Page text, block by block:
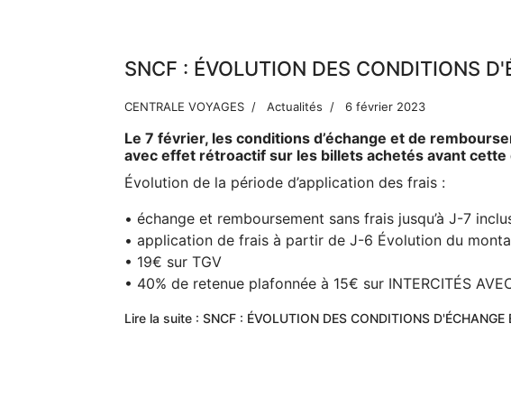
SNCF : ÉVOLUTION DES CONDITIONS
CENTRALE VOYAGES Actualités 6 février 2023
Le 7 février, les conditions d’échange et de
avec effet rétroactif sur les billets achetés avant cette
Évolution de la période d’application des frais :
• échange et remboursement sans frais jusqu’à J-7
• application de frais à partir de J-6 Évolution du
• 19€ sur TGV
• 40% de retenue plafonnée à 15€ sur INTERCITÉS
Lire la suite : SNCF : ÉVOLUTION DES CONDITIONS